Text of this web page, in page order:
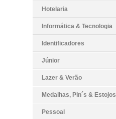
Hotelaria
Informática & Tecnologia
Identificadores
Júnior
Lazer & Verão
Medalhas, Pin´s & Estojos
Pessoal